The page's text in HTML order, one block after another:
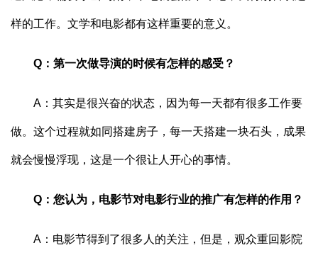
样的工作。文学和电影都有这样重要的意义。
Q：第一次做导演的时候有怎样的感受？
A：其实是很兴奋的状态，因为每一天都有很多工作要
做。这个过程就如同搭建房子，每一天搭建一块石头，成果
就会慢慢浮现，这是一个很让人开心的事情。
Q：您认为，电影节对电影行业的推广有怎样的作用？
A：电影节得到了很多人的关注，但是，观众重回影院